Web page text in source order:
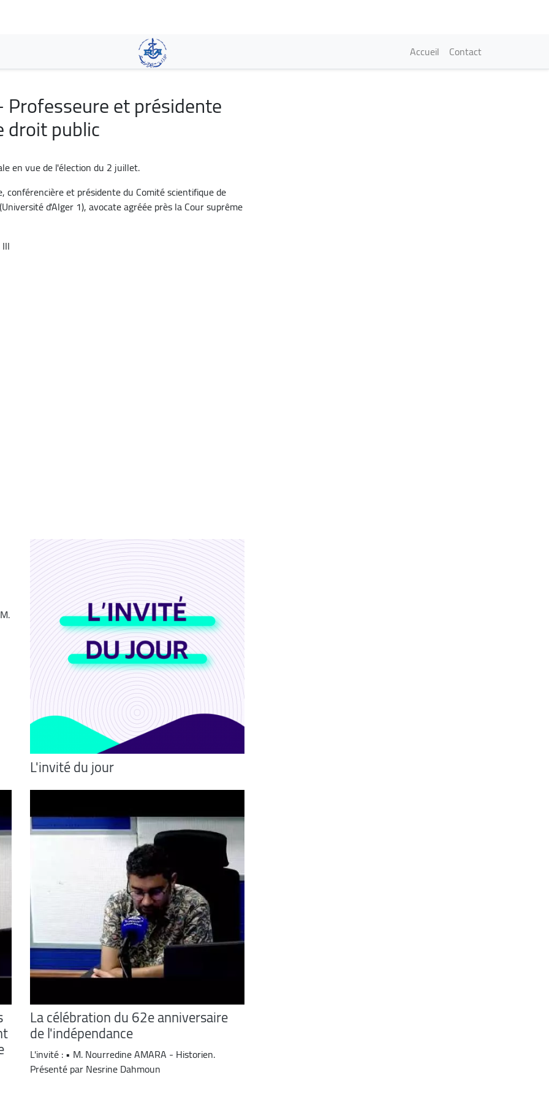
contenu
principal
Navigation
Accueil Contact
et présidente
droit public
en vue de l'élection du 2 juillet.
et présidente du Comité scientifique de
d'Alger 1), avocate agréée près la Cour suprême
L'invité du jour
La célébration du 62e anniversaire
de l'indépendance
L'invité : • M. Nourredine AMARA - Historien.
Présenté par Nesrine Dahmoun